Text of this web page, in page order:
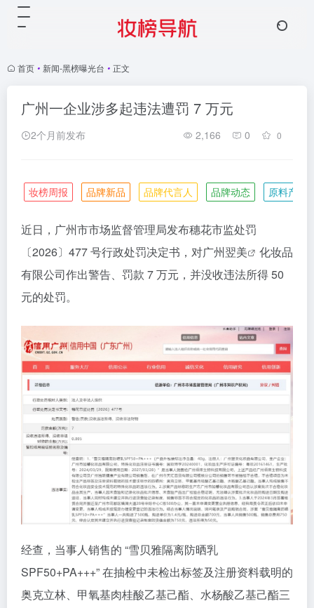
首页 • 新闻-黑榜曝光台 • 正文
广州一企业涉多起违法遭罚 7 万元
2个月前发布 2,166 0 0
妆榜周报 品牌新品 品牌代言人 品牌动态 原料产业
近日，广州市市场监督管理局发布穗花市监处罚
〔2026〕477 号行政处罚决定书，对广州翌美
化妆品
有限公司作出警告、罚款 7 万元，并没收违法所得 50
元的处罚。
经查，当事人销售的 “雪贝雅隔离防晒乳
SPF50+PA+++” 在抽检中未检出标签及注册资料载明的
奥克立林、甲氧基肉桂酸乙基己酯、水杨酸乙基己酯三